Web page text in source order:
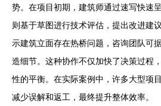
势。在项目初期，建筑师通过速写快速
则基于草图进行技术评估，提出改进建
示建筑立面存在热桥问题，咨询团队可
造细节。这种协作不仅加快了决策过程
性的平衡。在实际案例中，许多大型项
减少误解和返工，最终提升整体效率。